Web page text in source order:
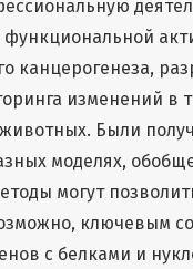
функциональной
канцерогенеза,
изменений в
Были
моделях,
могут
ключевым
с белками и